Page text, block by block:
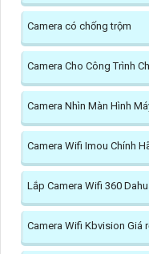
Camera có chống trộm
Camera Cho Công Trình
Camera Nhìn Màn Hình
Camera Wifi Imou Chính
Lắp Camera Wifi 360
Camera Wifi Kbvision Giá